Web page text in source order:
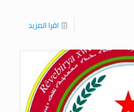
اقرا المزيد